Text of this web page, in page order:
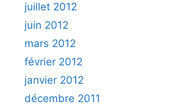
juillet 2012
juin 2012
mars 2012
février 2012
janvier 2012
décembre 2011